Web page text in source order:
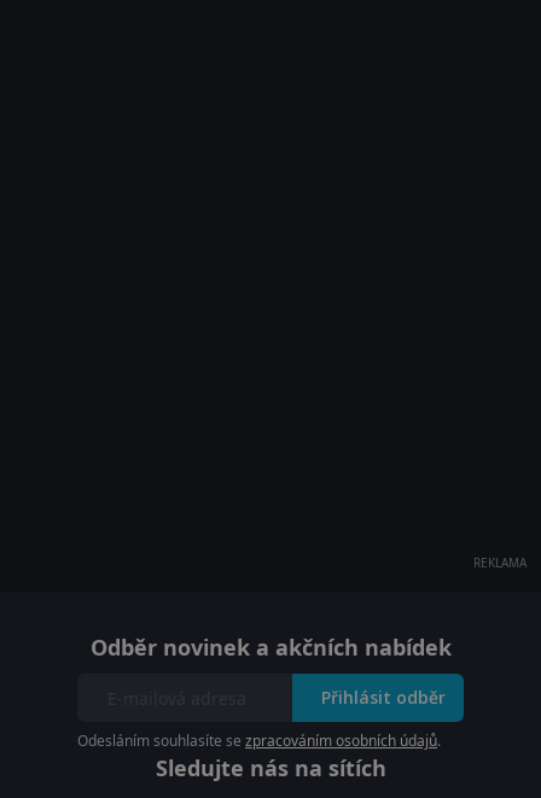
REKLAMA
Odběr novinek a akčních nabídek
Přihlásit odběr
Odesláním souhlasíte se zpracováním osobních údajů.
Sledujte nás na sítích